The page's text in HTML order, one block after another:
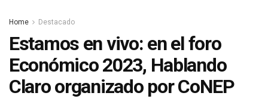
Home Destacado
Estamos en vivo: en el foro
Económico 2023, Hablando
Claro organizado por CoNEP